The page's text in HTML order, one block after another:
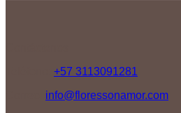
+57 3113091281
info@floressonamor.com